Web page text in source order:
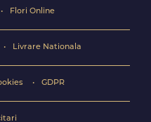
Flori Online
Livrare Nationala
GDPR